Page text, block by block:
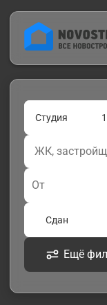
Студия 1
От
Сдан
Ещё